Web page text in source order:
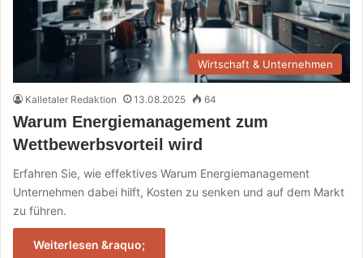
Wirtschaft & Unternehmen
Kalletaler Redaktion 13.08.2025 64
Warum Energiemanagement zum
Wettbewerbsvorteil wird
Erfahren Sie, wie effektives Warum Energiemanagement
Unternehmen dabei hilft, Kosten zu senken und auf dem Markt
zu führen.
Weiterlesen &raquo;